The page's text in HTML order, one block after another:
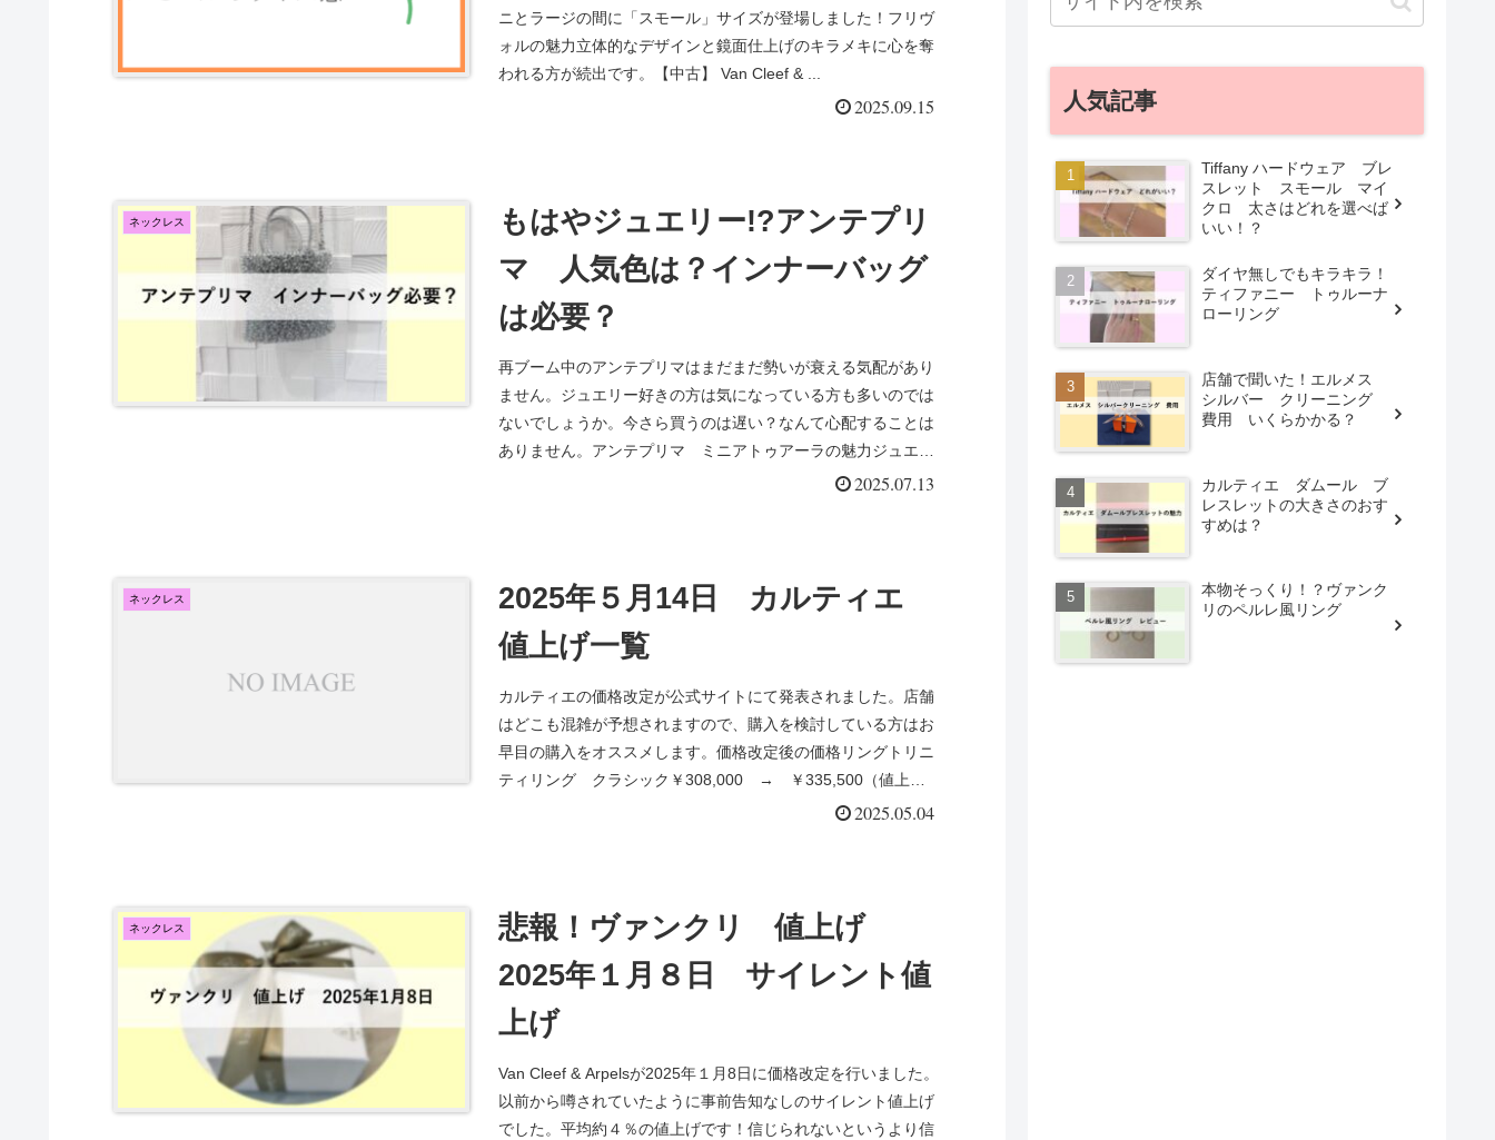
ニとラージの間に「スモール」サイズが登場しました！フリヴ
ォルの魅力立体的なデザインと鏡面仕上げのキラメキに心を奪
われる方が続出です。【中古】 Van Cleef & ...
2025.09.15
ネックレス
もはやジュエリー!?アンテプリ
マ 人気色は？インナーバッグ
は必要？
再ブーム中のアンテプリマはまだまだ勢いが衰える気配があり
ません。ジュエリー好きの方は気になっている方も多いのでは
ないでしょうか。今さら買うのは遅い？なんて心配することは
ありません。アンテプリマ ミニアトゥアーラの魅力ジュエリ
2025.07.13
ネックレス
2025年５月14日 カルティエ
値上げ一覧
カルティエの価格改定が公式サイトにて発表されました。店舗
はどこも混雑が予想されますので、購入を検討している方はお
早目の購入をオススメします。価格改定後の価格リングトリニ
ティリング クラシック￥308,000 → ￥335,500（値上げ
2025.05.04
ネックレス
悲報！ヴァンクリ 値上げ
2025年１月８日 サイレント値
上げ
Van Cleef & Arpelsが2025年１月8日に価格改定を行いました。
以前から噂されていたように事前告知なしのサイレント値上げ
でした。平均約４％の値上げです！信じられないというより信
人気記事
Tiffany ハードウェア ブレ
スレット スモール マイ
クロ 太さはどれを選べば
いい！？
ダイヤ無しでもキラキラ！
ティファニー トゥルーナ
ローリング
店舗で聞いた！エルメス
シルバー クリーニング
費用 いくらかかる？
カルティエ ダムール ブ
レスレットの大きさのおす
すめは？
本物そっくり！？ヴァンク
リのペルレ風リング